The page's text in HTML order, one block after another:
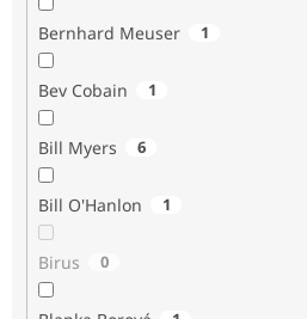
Bernhard Meuser 1
Bev Cobain 1
Bill Myers 6
Bill O'Hanlon 1
Birus 0